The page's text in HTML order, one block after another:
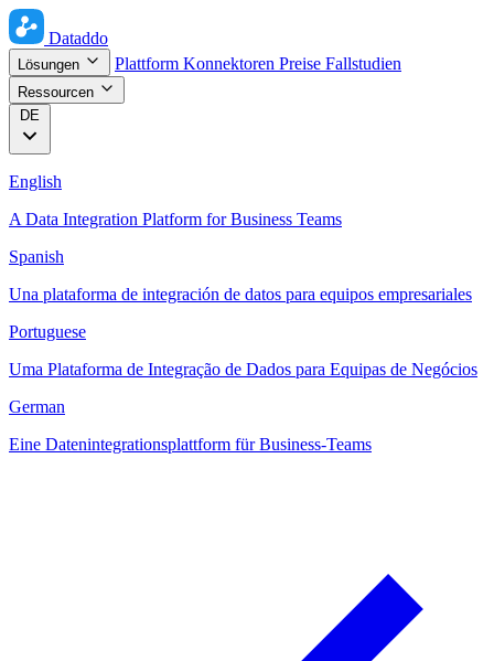
Dataddo
Lösungen Plattform Konnektoren Preise Fallstudien
Ressourcen
DE
English
A Data Integration Platform for Business Teams
Spanish
Una plataforma de integración de datos para equipos empresariales
Portuguese
Uma Plataforma de Integração de Dados para Equipas de Negócios
German
Eine Datenintegrationsplattform für Business-Teams